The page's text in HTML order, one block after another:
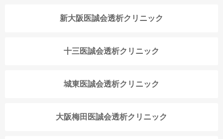
新大阪医誠会透析クリニック
十三医誠会透析クリニック
城東医誠会透析クリニック
大阪梅田医誠会透析クリニック